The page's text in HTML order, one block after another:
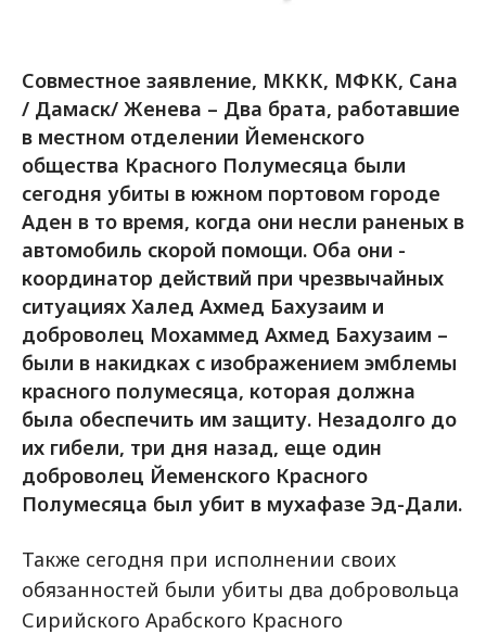
Совместное заявление, МККК, МФКК, Сана
/ Дамаск/ Женева – Два брата, работавшие
в местном отделении Йеменского
общества Красного Полумесяца были
сегодня убиты в южном портовом городе
Аден в то время, когда они несли раненых в
автомобиль скорой помощи. Оба они -
координатор действий при чрезвычайных
ситуациях Халед Ахмед Бахузаим и
доброволец Мохаммед Ахмед Бахузаим –
были в накидках с изображением эмблемы
красного полумесяца, которая должна
была обеспечить им защиту. Незадолго до
их гибели, три дня назад, еще один
доброволец Йеменского Красного
Полумесяца был убит в мухафазе Эд-Дали.
Также сегодня при исполнении своих
обязанностей были убиты два добровольца
Сирийского Арабского Красного